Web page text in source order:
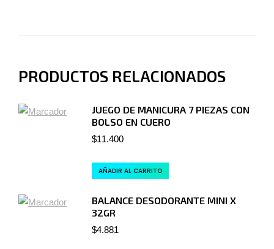
PRODUCTOS RELACIONADOS
JUEGO DE MANICURA 7 PIEZAS CON
BOLSO EN CUERO
$11.400
AÑADIR AL CARRITO
BALANCE DESODORANTE MINI X
32GR
$4.881